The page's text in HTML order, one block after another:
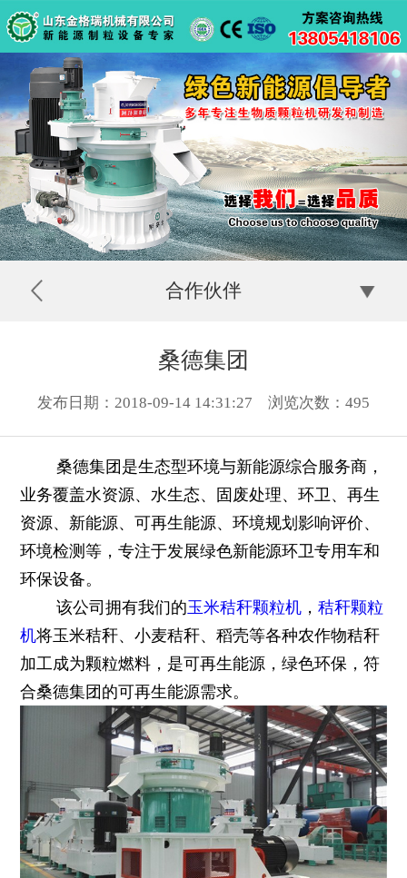
合作伙伴
桑德集团
发布日期：2018-09-14 14:31:27 浏览次数： 495
桑德集团是生态型环境与新能源综合服务商，
业务覆盖水资源、水生态、固废处理、环卫、再生
资源、新能源、可再生能源、环境规划影响评价、
环境检测等，专注于发展绿色新能源环卫专用车和
环保设备。
该公司拥有我们的玉米秸秆颗粒机 ，秸秆颗粒
机将玉米秸秆、小麦秸秆、稻壳等各种农作物秸秆
加工成为颗粒燃料，是可再生能源，绿色环保，符
合桑德集团的可再生能源需求。